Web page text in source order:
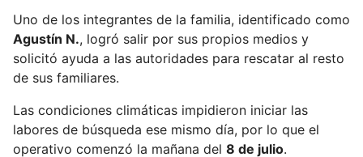
u
a
i
l
Uno de los integrantes de la familia, identificado como
Agustín N., logró salir por sus propios medios y
solicitó ayuda a las autoridades para rescatar al resto
de sus familiares.
Las condiciones climáticas impidieron iniciar las
labores de búsqueda ese mismo día, por lo que el
operativo comenzó la mañana del 8 de julio.